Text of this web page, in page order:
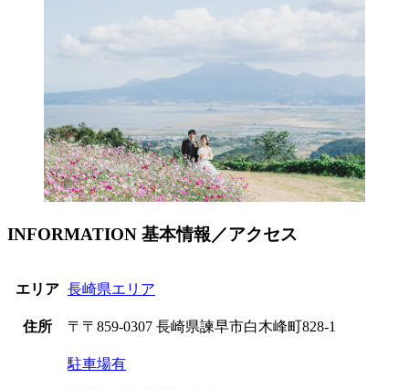
INFORMATION 基本情報／アクセス
エリア 長崎県エリア
住所 〒〒859-0307 長崎県諫早市白木峰町828-1
駐車場有